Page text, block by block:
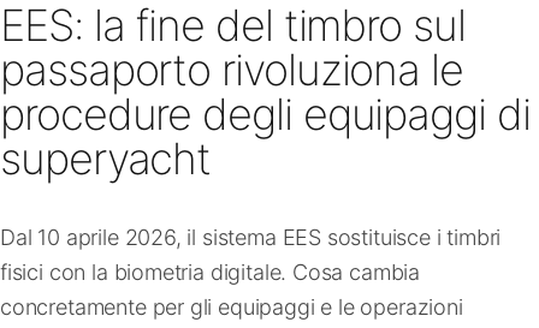
Strumenti
Insights
FAQ
EES: la fine del timbro sul
passaporto rivoluziona le
procedure degli equipaggi di
superyacht
Dal 10 aprile 2026, il sistema EES sostituisce i timbri
fisici con la biometria digitale. Cosa cambia
concretamente per gli equipaggi e le operazioni